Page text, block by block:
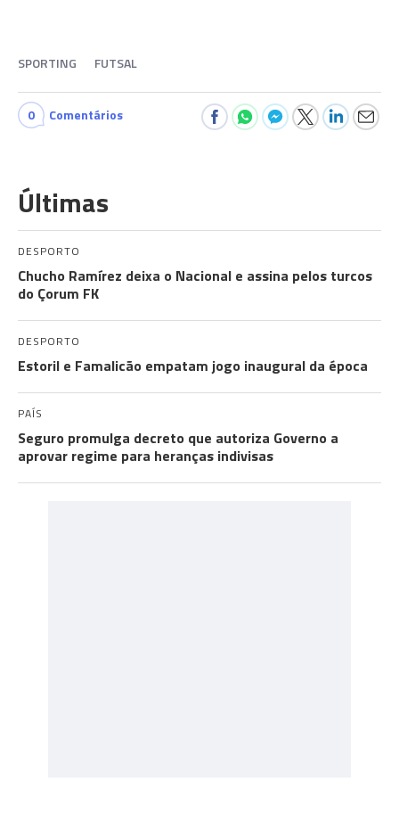
SPORTING FUTSAL
0 Comentários
Últimas
DESPORTO
Chucho Ramírez deixa o Nacional e assina pelos turcos
do Çorum FK
DESPORTO
Estoril e Famalicão empatam jogo inaugural da época
PAÍS
Seguro promulga decreto que autoriza Governo a
aprovar regime para heranças indivisas